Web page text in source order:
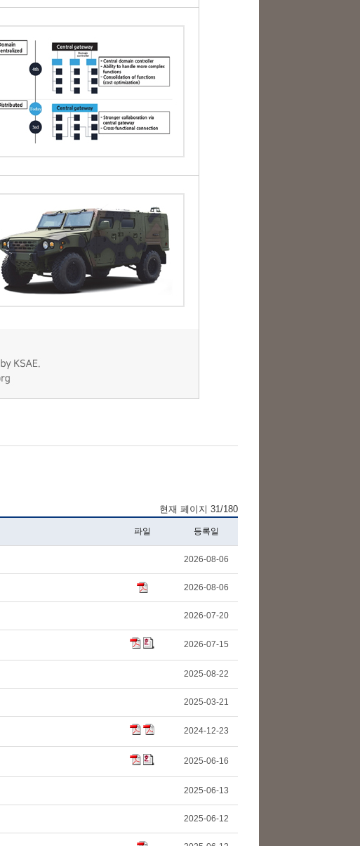
현재 페이지 31/180
파일 등록일
2026-08-06
2026-08-06
2026-07-20
2026-07-15
2025-08-22
2025-03-21
2024-12-23
2025-06-16
2025-06-13
2025-06-12